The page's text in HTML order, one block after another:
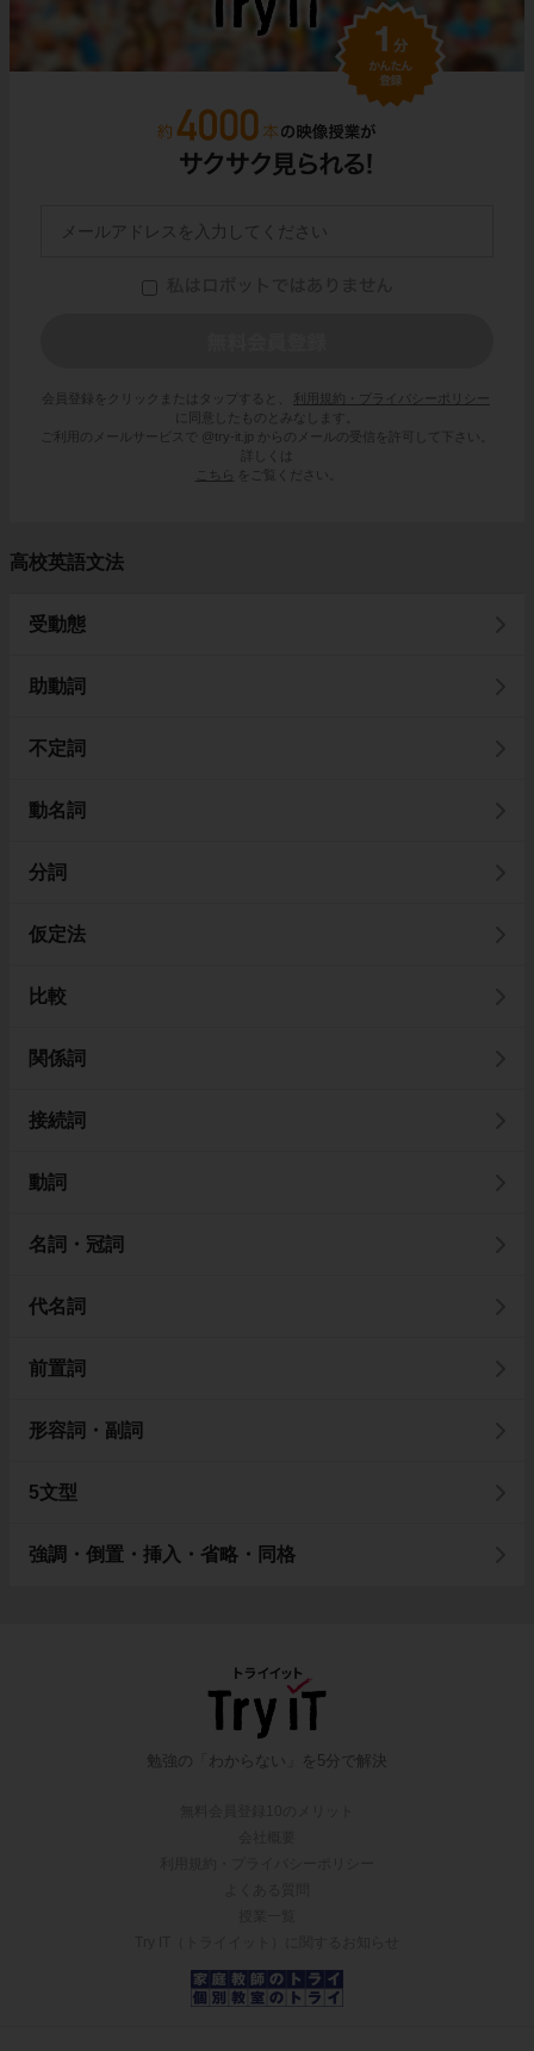
会員登録をクリックまたはタップすると、
利用規約・プライバシーポリシー
に同意したものとみなします。
ご利用のメールサービスで @try-it.jp からのメールの受信を許可して下さい。
詳しくは
こちら
をご覧ください。
高校英語文法
受動態
助動詞
不定詞
動名詞
分詞
仮定法
比較
関係詞
接続詞
動詞
名詞・冠詞
代名詞
前置詞
形容詞・副詞
5文型
強調・倒置・挿入・省略・同格
勉強の「わからない」を5分で解決